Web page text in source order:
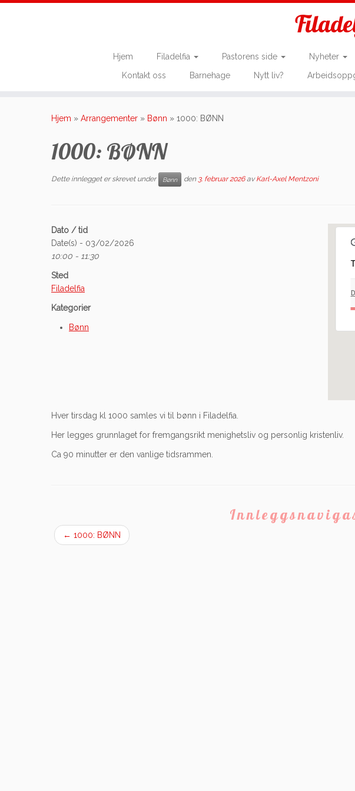
Hjem Filadelfia Pastorens side Nyheter
Kontakt oss
Barnehage Nytt liv?
Hjem » Arrangementer » Bønn » 1000: BØNN
1000: BØNN
Dette innlegget er skrevet under Bønn den 3. februar 2026 avKarl-Axel Mentzoni
Dato / tid
Date(s) - 03/02/2026
10:00 - 11:30
Sted
Filadelfia
Kategorier
Bønn
Hver tirsdag kl 1000 samles vi til bønn i Filadelfia.
Her legges grunnlaget for fremgangsrikt menighetsliv og personlig kristenliv.
Ca 90 minutter er den vanlige tidsrammen.
← 1000: BØNN